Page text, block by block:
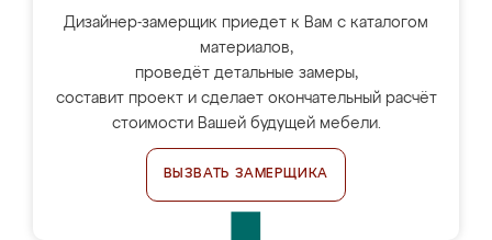
Дизайнер-замерщик приедет к Вам с каталогом
материалов,
проведёт детальные замеры,
составит проект и сделает окончательный расчёт
стоимости Вашей будущей мебели.
ВЫЗВАТЬ ЗАМЕРЩИКА